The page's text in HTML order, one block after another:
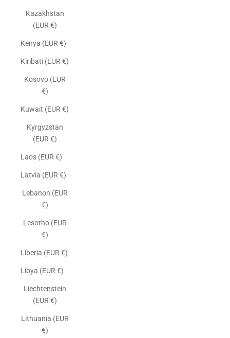
Kazakhstan
(EUR €)
Kenya (EUR €)
Kiribati (EUR €)
Kosovo (EUR
€)
Kuwait (EUR €)
Kyrgyzstan
(EUR €)
Laos (EUR €)
Latvia (EUR €)
Lebanon (EUR
€)
Lesotho (EUR
€)
Liberia (EUR €)
Libya (EUR €)
Liechtenstein
(EUR €)
Lithuania (EUR
€)